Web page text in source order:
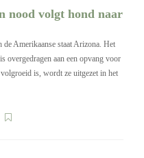
nood volgt hond naar
Amerikaanse staat Arizona. Het
overgedragen aan een opvang voor
is, wordt ze uitgezet in het